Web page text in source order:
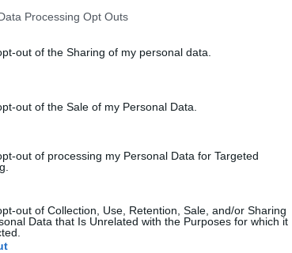
Processing Opt Outs
out of the Sharing of my personal data.
out of the Sale of my Personal Data.
out of processing my Personal Data for Targeted
out of Collection, Use, Retention, Sale, and/or Sharing
Data that Is Unrelated with the Purposes for which it